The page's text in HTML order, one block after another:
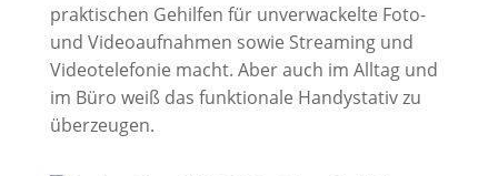
praktischen Gehilfen für unverwackelte Foto-
und Videoaufnahmen sowie Streaming und
Videotelefonie macht. Aber auch im Alltag und
im Büro weiß das funktionale Handystativ zu
überzeugen.